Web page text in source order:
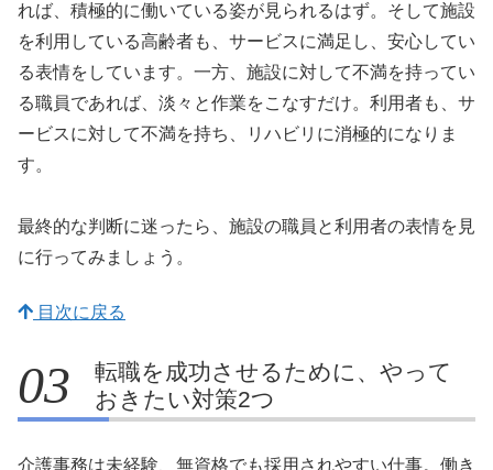
れば、積極的に働いている姿が見られるはず。そして施設
を利用している高齢者も、サービスに満足し、安心してい
る表情をしています。一方、施設に対して不満を持ってい
る職員であれば、淡々と作業をこなすだけ。利用者も、サ
ービスに対して不満を持ち、リハビリに消極的になりま
す。
最終的な判断に迷ったら、施設の職員と利用者の表情を見
に行ってみましょう。
目次に戻る
転職を成功させるために、やって
おきたい対策2つ
介護事務は未経験、無資格でも採用されやすい仕事。働き